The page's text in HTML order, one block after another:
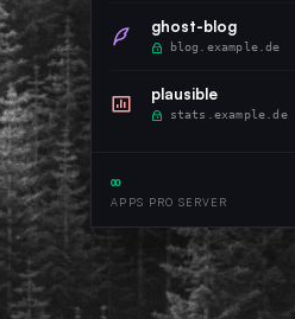
ghost-blog
blog.example.de
plausible
stats.example.de
∞
APPS PRO SERVER